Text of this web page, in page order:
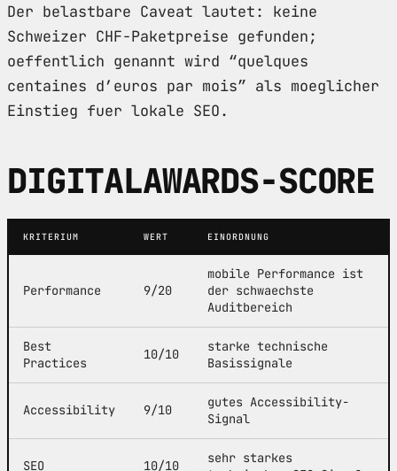
Der belastbare Caveat lautet: keine
Schweizer CHF-Paketpreise gefunden;
oeffentlich genannt wird “quelques
centaines d’euros par mois” als moeglicher
Einstieg fuer lokale SEO.
DIGITALAWARDS-SCORE
KRITERIUM WERT EINORDNUNG
Performance 9/20
mobile Performance ist
der schwaechste
Auditbereich
Best
Practices
10/10
starke technische
Basissignale
Accessibility 9/10
gutes Accessibility-
Signal
SEO 10/10
sehr starkes